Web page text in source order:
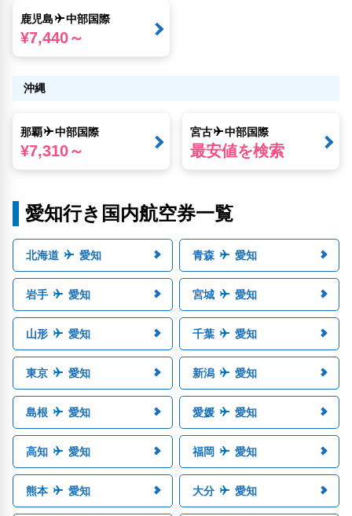
鹿児島 中部国際
¥7,440～
沖縄
那覇 中部国際
¥7,310～
宮古 中部国際
最安値を検索
愛知行き国内航空券一覧
北海道 愛知 青森 愛知
岩手 愛知 宮城 愛知
山形 愛知 千葉 愛知
東京 愛知 新潟 愛知
島根 愛知 愛媛 愛知
高知 愛知 福岡 愛知
熊本 愛知 大分 愛知